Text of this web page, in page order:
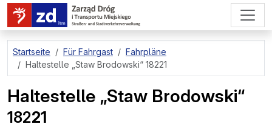
zum Hauptinhalt springen
Startseite Für Fahrgast
Fahrpläne
Haltestelle
„Staw Brodowski“ 18221
Haltestelle „Staw Brodowski“
18221